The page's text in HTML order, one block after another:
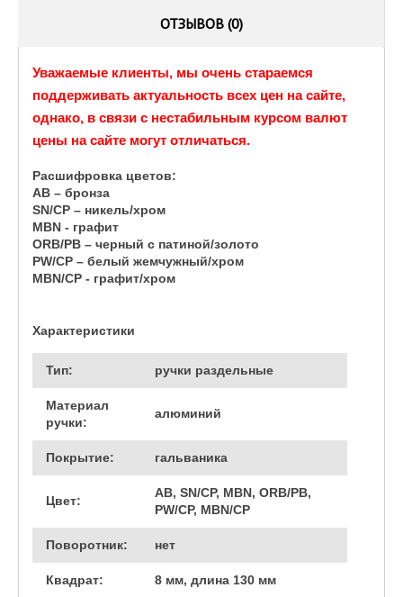
ОТЗЫВОВ (0)
Уважаемые клиенты, мы очень стараемся
поддерживать актуальность всех цен на сайте,
однако, в связи с нестабильным курсом валют
цены на сайте могут отличаться.
Расшифровка цветов:
AB – бронза
SN/CP – никель/хром
MBN - графит
ORB/PB – черный с патиной/золото
PW/CP – белый жемчужный/хром
MBN/CP - графит/хром
Характеристики
Тип: ручки раздельные
Материал
ручки:
алюминий
Покрытие: гальваника
Цвет:
AB, SN/CP, MBN, ORB/PB,
PW/CP, MBN/CP
Поворотник: нет
Квадрат: 8 мм, длина 130 мм